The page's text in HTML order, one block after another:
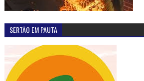
SERTÃO EM PAUTA